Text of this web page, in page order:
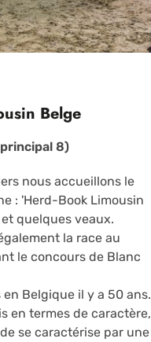
Belge
8)
nous accueillons le
: 'Herd-Book Limousin
quelques veaux.
la race au
le concours de Blanc
Belgique il y a 50 ans.
en termes de caractère,
se caractérise par une